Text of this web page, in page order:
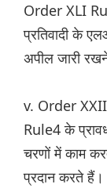
Order XLI
प्रतिवादी के
अपील जारी
v. Order
Rule4 के
चरणों में काम
प्रदान करते हैं।